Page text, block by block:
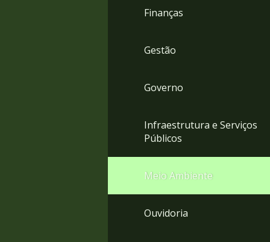
Finanças
Gestão
Governo
Infraestrutura e Serviços
Públicos
Meio Ambiente
Ouvidoria